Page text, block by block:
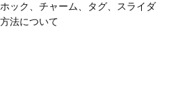
ック、チャーム、タグ、スライダ
法について